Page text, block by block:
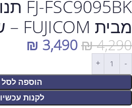
מבית FUJICOM – שחור מט
₪4,290
₪ 3,490
הוספה לסל
לקנות עכשיו